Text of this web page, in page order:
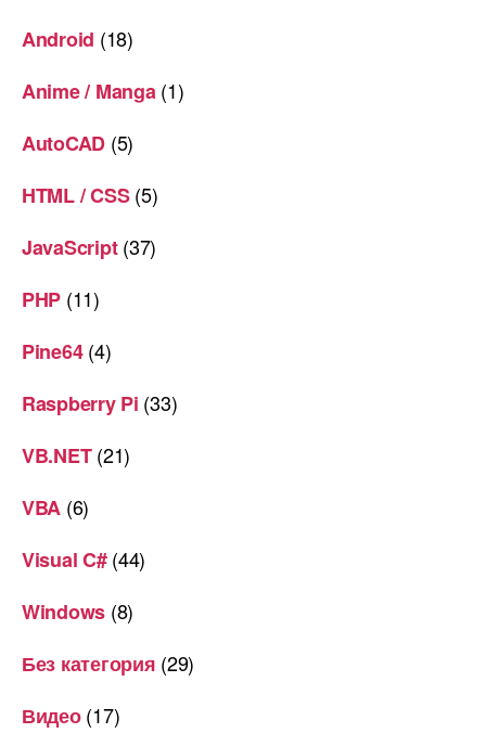
Android (18)
Anime / Manga (1)
AutoCAD (5)
HTML / CSS(5)
JavaScript(37)
PHP (11)
Pine64(4)
Raspberry Pi (33)
VB.NET(21)
VBA (6)
Visual C#(44)
Windows (8)
Без категория (29)
Видео(17)